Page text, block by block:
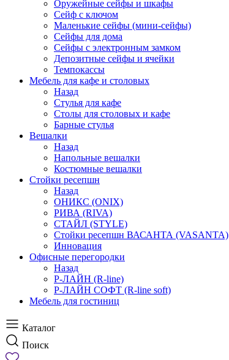
Оружейные сейфы и шкафы
Сейф с ключом
Маленькие сейфы (мини-сейфы)
Сейфы для дома
Сейфы с электронным замком
Депозитные сейфы и ячейки
Темпокассы
Мебель для кафе и столовых
Назад
Стулья для кафе
Столы для столовых и кафе
Барные стулья
Вешалки
Назад
Напольные вешалки
Костюмные вешалки
Стойки ресепшн
Назад
ОНИКС (ONIX)
РИВА (RIVA)
СТАЙЛ (STYLE)
Стойки ресепшн ВАСАНТА (VASANTA)
Инновация
Офисные перегородки
Назад
Р-ЛАЙН (R-line)
Р-ЛАЙН СОФТ (R-line soft)
Мебель для гостиниц
Каталог
Поиск